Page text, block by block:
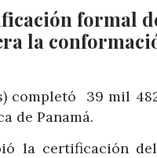
formal
la
completó 39 mil
de Panamá.
la certificación